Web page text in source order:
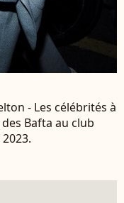
- Les célébrités à
Bafta au club